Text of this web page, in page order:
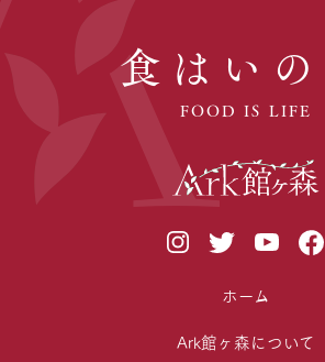
食はいの
FOOD IS LIFE
ホーム
Ark館ヶ森について